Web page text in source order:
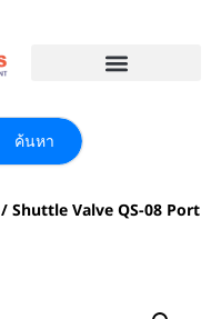
ค้นหา
/ Shuttle Valve QS-08 Port